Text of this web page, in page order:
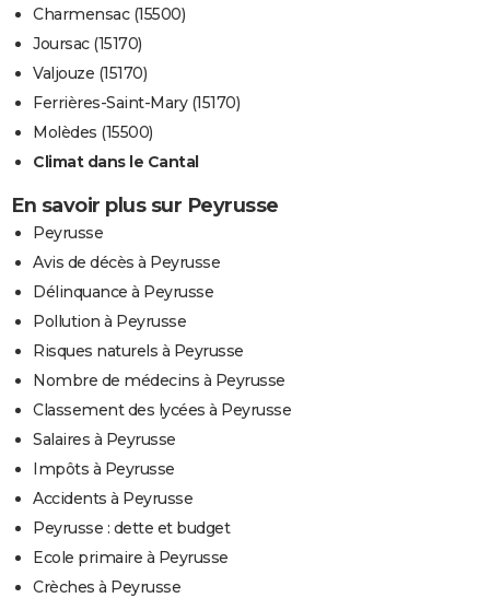
Charmensac (15500)
Joursac (15170)
Valjouze (15170)
Ferrières-Saint-Mary (15170)
Molèdes (15500)
Climat dans le Cantal
En savoir plus sur Peyrusse
Peyrusse
Avis de décès à Peyrusse
Délinquance à Peyrusse
Pollution à Peyrusse
Risques naturels à Peyrusse
Nombre de médecins à Peyrusse
Classement des lycées à Peyrusse
Salaires à Peyrusse
Impôts à Peyrusse
Accidents à Peyrusse
Peyrusse : dette et budget
Ecole primaire à Peyrusse
Crèches à Peyrusse